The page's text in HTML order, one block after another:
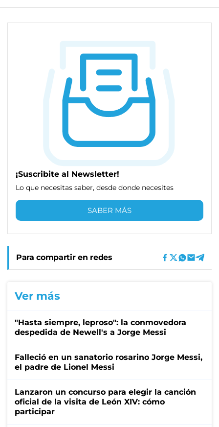
¡Suscribite al Newsletter!
Lo que necesitas saber, desde donde necesites
SABER MÁS
Para compartir en redes
Ver más
"Hasta siempre, leproso": la conmovedora
despedida de Newell's a Jorge Messi
Falleció en un sanatorio rosarino Jorge Messi,
el padre de Lionel Messi
Lanzaron un concurso para elegir la canción
oficial de la visita de León XIV: cómo
participar